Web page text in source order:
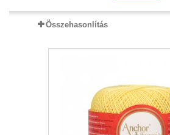
Összehasonlítás